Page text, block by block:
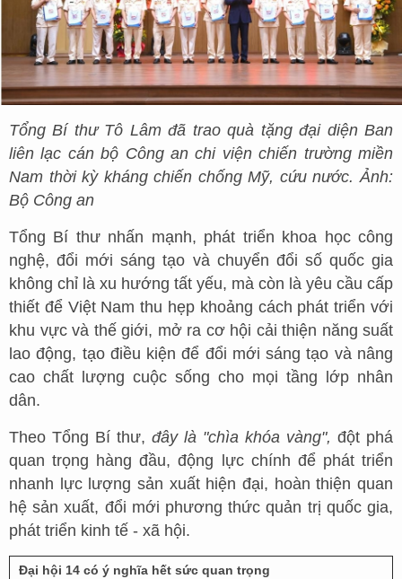
Tổng Bí thư Tô Lâm đã trao quà tặng đại diện Ban
liên lạc cán bộ Công an chi viện chiến trường miền
Nam thời kỳ kháng chiến chống Mỹ, cứu nước. Ảnh:
Bộ Công an
Tổng Bí thư nhấn mạnh, phát triển khoa học công
nghệ, đổi mới sáng tạo và chuyển đổi số quốc gia
không chỉ là xu hướng tất yếu, mà còn là yêu cầu cấp
thiết để Việt Nam thu hẹp khoảng cách phát triển với
khu vực và thế giới, mở ra cơ hội cải thiện năng suất
lao động, tạo điều kiện để đổi mới sáng tạo và nâng
cao chất lượng cuộc sống cho mọi tầng lớp nhân
dân.
Theo Tổng Bí thư, đây là "chìa khóa vàng", đột phá
quan trọng hàng đầu, động lực chính để phát triển
nhanh lực lượng sản xuất hiện đại, hoàn thiện quan
hệ sản xuất, đổi mới phương thức quản trị quốc gia,
phát triển kinh tế - xã hội.
Đại hội 14 có ý nghĩa hết sức quan trọng